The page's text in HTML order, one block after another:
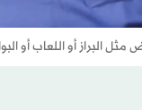
البراز أو اللعاب أو